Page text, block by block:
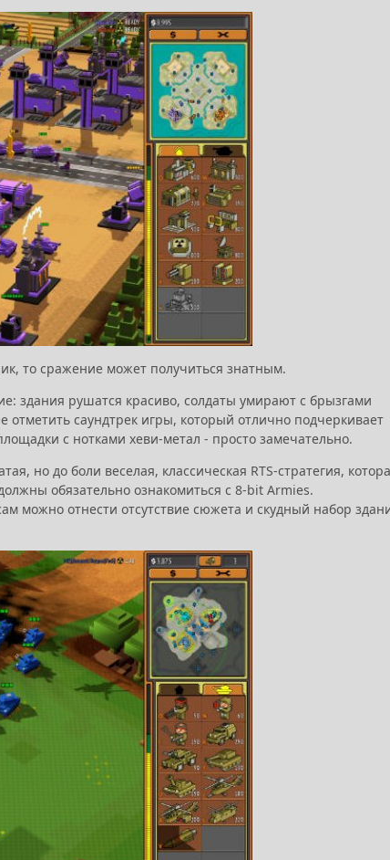
то сражение может получиться знатным.
здания рушатся красиво, солдаты умирают с брызгами
отметить саундтрек игры, который отлично подчеркивает
с нотками хеви-метал - просто замечательно.
но до боли веселая, классическая RTS-стратегия,
обязательно ознакомиться с 8-bit Armies.
можно отнести отсутствие сюжета и скудный набор